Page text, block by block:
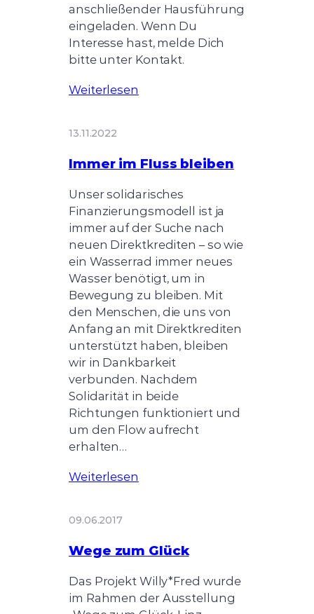
anschließender Hausführung
eingeladen. Wenn Du
Interesse hast, melde Dich
bitte unter Kontakt.
Weiterlesen
13.11.2022
Immer im Fluss bleiben
Unser solidarisches
Finanzierungsmodell ist ja
immer auf der Suche nach
neuen Direktkrediten – so wie
ein Wasserrad immer neues
Wasser benötigt, um in
Bewegung zu bleiben. Mit
den Menschen, die uns von
Anfang an mit Direktkrediten
unterstützt haben, bleiben
wir in Dankbarkeit
verbunden. Nachdem
Solidarität in beide
Richtungen funktioniert und
um den Flow aufrecht
erhalten…
Weiterlesen
09.06.2017
Wege zum Glück
Das Projekt Willy*Fred wurde
im Rahmen der Ausstellung